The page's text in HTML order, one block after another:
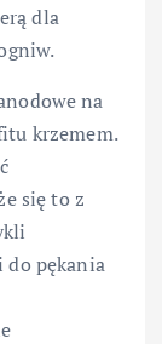
dla
na
krzemem.
się to z
do pękania